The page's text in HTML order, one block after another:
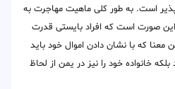
است. به طور کلی ماهیت مهاجرت به
این صورت است که افراد بایستی قدرت
معنا که با نشان دادن اموال خود باید
خانواده خود را نیز در یمن از لحاظ